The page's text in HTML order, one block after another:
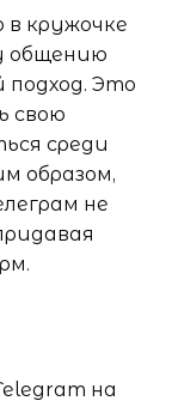
в кружочке
общению
подход. Это
свою
среди
образом,
не
на